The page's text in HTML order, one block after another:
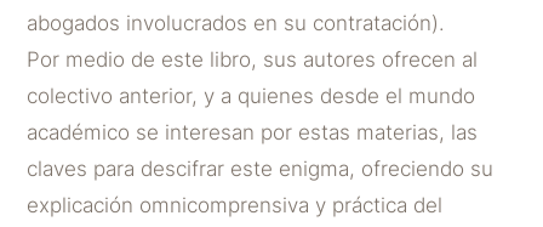
abogados involucrados en su contratación).
Por medio de este libro, sus autores ofrecen al
colectivo anterior, y a quienes desde el mundo
académico se interesan por estas materias, las
claves para descifrar este enigma, ofreciendo su
explicación omnicomprensiva y práctica del